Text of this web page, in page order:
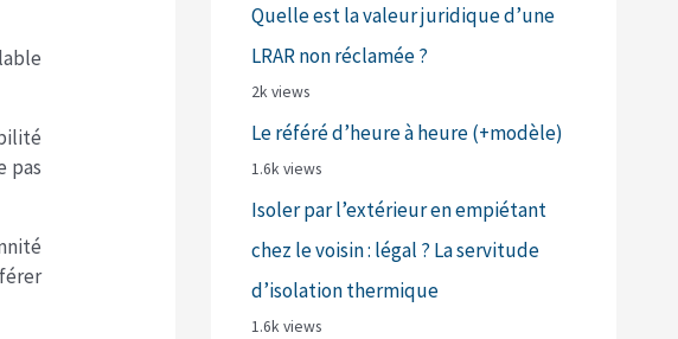
pas
Quelle est la valeur juridique d’une
LRAR non réclamée ?
2k views
Le référé d’heure à heure (+modèle)
1.6k views
Isoler par l’extérieur en empiétant
chez le voisin : légal ? La servitude
d’isolation thermique
1.6k views